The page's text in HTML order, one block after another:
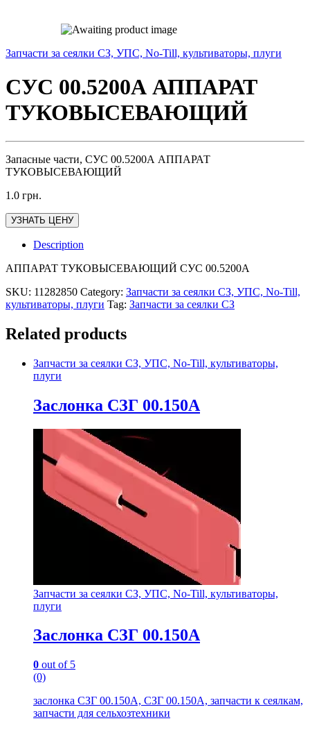
Запчасти за сеялки СЗ, УПС, No-Till, культиваторы, плуги
СУС 00.5200А АППАРАТ
ТУКОВЫСЕВАЮЩИЙ
Запасные части, СУС 00.5200А АППАРАТ
ТУКОВЫСЕВАЮЩИЙ
1.0 грн.
УЗНАТЬ ЦЕНУ
Description
АППАРАТ ТУКОВЫСЕВАЮЩИЙ СУС 00.5200А
SKU: 11282850 Category: Запчасти за сеялки СЗ, УПС, No-Till,
культиваторы, плуги Tag: Запчасти за сеялки СЗ
Related products
Запчасти за сеялки СЗ, УПС, No-Till, культиваторы,
плуги
Заслонка СЗГ 00.150А
Запчасти за сеялки СЗ, УПС, No-Till, культиваторы,
плуги
Заслонка СЗГ 00.150А
0 out of 5
(0)
заслонка СЗГ 00.150А, СЗГ 00.150А, запчасти к сеялкам,
запчасти для сельхозтехники